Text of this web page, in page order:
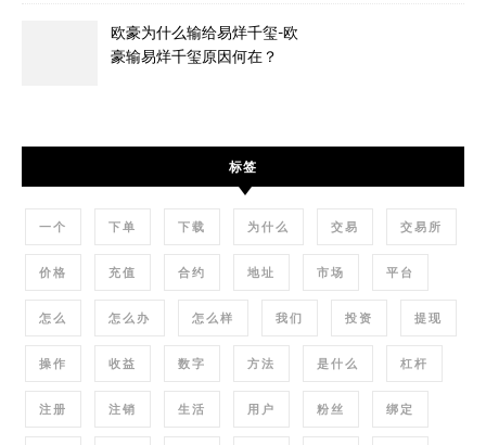
欧豪为什么输给易烊千玺-欧
豪输易烊千玺原因何在？
标签
一个 下单 下载 为什么 交易 交易所
价格 充值 合约 地址 市场 平台
怎么 怎么办 怎么样 我们 投资 提现
操作 收益 数字 方法 是什么 杠杆
注册 注销 生活 用户 粉丝 绑定